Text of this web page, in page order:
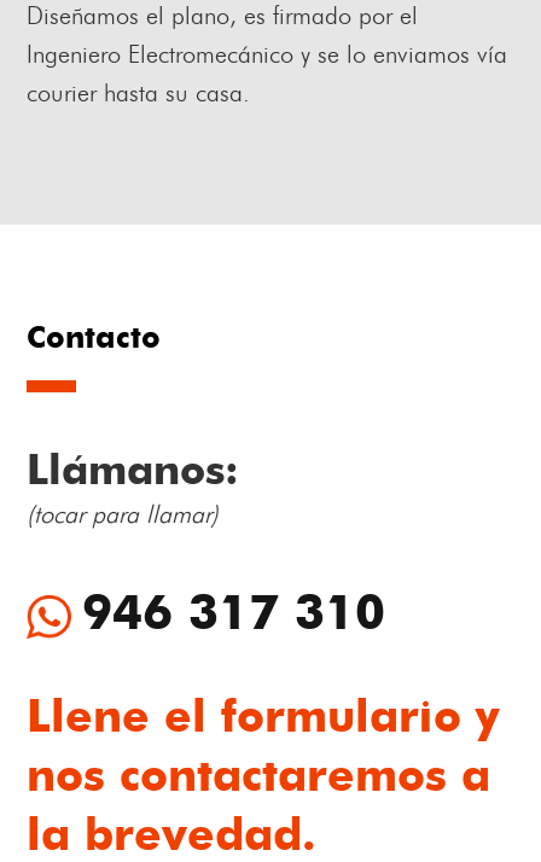
Diseñamos el plano, es firmado por el
Ingeniero Electromecánico y se lo enviamos vía
courier hasta su casa.
Contacto
Llámanos:
(tocar para llamar)
946 317 310
Llene el formulario y
nos contactaremos a
la brevedad.